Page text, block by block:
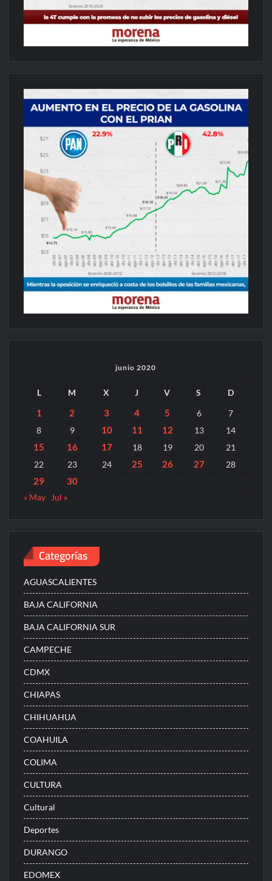
junio 2020
L M X J V S D
1 2 3 4 5 6
7
8
9 10 11 12 13 14
15 16 17 18 19 20
21
22
23 24 25 26 27 28
29 30
« May Jul »
Categorías
AGUASCALIENTES
BAJA CALIFORNIA
BAJA CALIFORNIA SUR
CAMPECHE
CDMX
CHIAPAS
CHIHUAHUA
COAHUILA
COLIMA
CULTURA
Cultural
Deportes
DURANGO
EDOMEX